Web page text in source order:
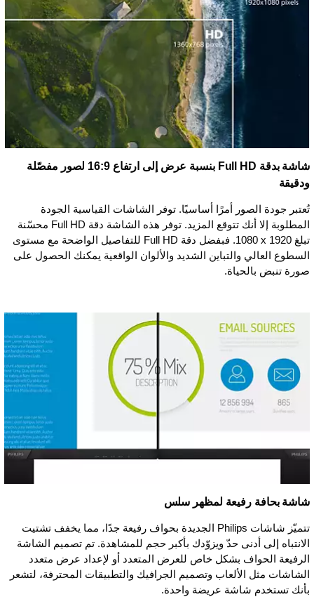
شاشة بدقة Full HD بنسبة عرض إلى ارتفاع 16:9 لصور مفصّلة
ودقيقة
تُعتبر جودة الصور أمرًا أساسيًا. توفر الشاشات القياسية الجودة
المطلوبة إلا أنك تتوقع المزيد. توفر هذه الشاشة دقة Full HD محسّنة
تبلغ ‏1920 x ‏1080. فبفضل دقة Full HD للتفاصيل الواضحة مع مستوى
السطوع العالي والتباين الشديد والألوان الواقعية يمكنك الحصول على
صورة تنبض بالحياة.
شاشة بحافة رفيعة لمظهر سلس
تتميّز شاشات Philips الجديدة بحواف رفيعة جدًا، مما يخفف تشتيت
الانتباه إلى أدنى حدّ ويزوّدك بأكبر حجم للمشاهدة. تم تصميم الشاشة
الرفيعة الحواف بشكل خاص للعرض المتعدد أو لإعداد عرض متعدد
الشاشات مثل الألعاب وتصميم الجرافيك والتطبيقات المحترفة، لتشعر
بأنك تستخدم شاشة عريضة واحدة.